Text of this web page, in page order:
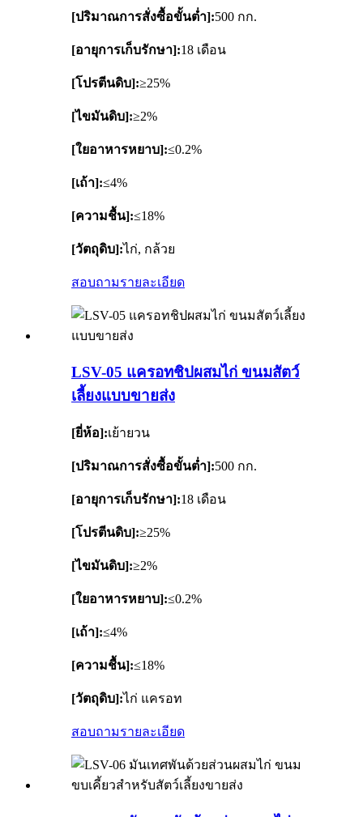
[ปริมาณการสั่งซื้อขั้นต่ำ]:500 กก.
[อายุการเก็บรักษา]:18 เดือน
[โปรตีนดิบ]:≥25%
[ไขมันดิบ]:≥2%
[ใยอาหารหยาบ]:≤0.2%
[เถ้า]:≤4%
[ความชื้น]:≤18%
[วัตถุดิบ]:ไก่, กล้วย
สอบถามรายละเอียด
LSV-05 แครอทชิปผสมไก่ ขนมสัตว์
เลี้ยงแบบขายส่ง
[ยี่ห้อ]:เย้ายวน
[ปริมาณการสั่งซื้อขั้นต่ำ]:500 กก.
[อายุการเก็บรักษา]:18 เดือน
[โปรตีนดิบ]:≥25%
[ไขมันดิบ]:≥2%
[ใยอาหารหยาบ]:≤0.2%
[เถ้า]:≤4%
[ความชื้น]:≤18%
[วัตถุดิบ]:ไก่ แครอท
สอบถามรายละเอียด